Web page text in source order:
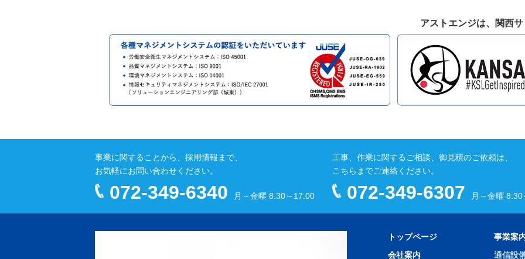
アストエンジは、関西
事業に関することから、採用情報まで、
お気軽にお問い合わせください。
072-349-6340 月～金曜 8:30～17:00
工事、作業に関するご相談、御見積のご依頼は、
こちらまでご連絡ください。
072-349-6307 月～金曜
トップページ
会社案内
事業案
通信設